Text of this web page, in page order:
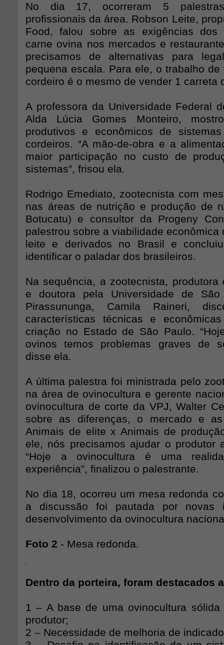
No dia 17, ocorreram 5
profissionais da área. Robson Leite,
Food, falou sobre as exigências dos
carne ovina nos mercados e
precisamos de alternativas para
pequena escala. Para ele, o trabalho
cordeiro é o mesmo de vender 1 carreta
A professora da Universidade Federal
Alda Lúcia Gomes Monteiro,
produtivos e econômicos de
cordeiros. “A mão-de-obra e a
maior participação no custo de
sistemas”, frisou ela.
Rodrigo Emediato, zootecnista com
nas áreas de nutrição e produção de
Botucatu) e consultor da Progeny
palestrou sobre a viabilidade econômica
leite e derivados no Brasil e
identificar o paladar dos brasileiros.
Na sequência, a zootecnista, produtora
e doutora pela Universidade de
Pirassununga, Camila Raineri,
características técnicas e
criação no Estado de São Paulo.
ovinos temos problemas graves de
disse ela.
A última palestra foi ministrada pelo
na área de ovinocultura e gerente
ovinocultura de corte da VPJ, Walter
sobre as diferenças, o mercado e
Animais de elite x Animais de
ele, nós precisamos ajudar o produtor
“Hoje a ovinocultura é uma
experiência”, finalizou o palestrante.
No dia 18, ocorreu um mesa redonda
a discussão foi pautada por novas
desenvolvimento da ovinocultura
Foto 2 - Mesa redonda.
Dentro da porteira, foram destacados
1 – A base de uma ovinocultura
produtor;
2 – Necessidade de melhoria de